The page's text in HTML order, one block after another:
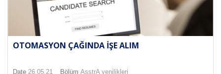
OTOMASYON ÇAĞINDA İŞE ALIM
Date 26.05.21 Bölüm AsstrA yenilikleri